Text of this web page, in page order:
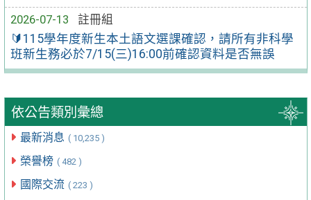
2026-07-13
註冊組
🔰115學年度新生本土語文選課確認，請所有非科學
班新生務必於7/15(三)16:00前確認資料是否無誤
依公告類別彙總
最新消息 ( 10,235 )
榮譽榜 ( 482 )
國際交流 ( 223 )